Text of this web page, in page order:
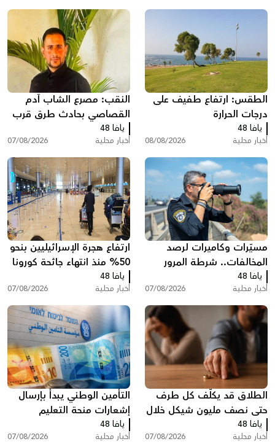
الطقس: ارتفاع طفيف على
درجات الحرارة
يافا 48
أخبار محلية 08/08/2026
النقب: مصرع الشاب آدم
القصاصي بحادث طرق قرب
حورة
يافا 48
أخبار محلية 07/08/2026
مسيّرات وكاميرات لرصد
المخالفات.. شرطة المرور
تكثف حملاتها على الطرق
يافا 48
أخبار محلية 07/08/2026
ارتفاع هجرة الإسرائيليين بنحو
50% منذ انتهاء جائحة كورونا
وخسائر ضريبية بمليارات
الشواكل
يافا 48
أخبار محلية 07/08/2026
الطلاق قد يكلّف كل طرف
حتى نصف مليون شيكل خلال
عام واحد في البلاد
يافا 48
أخبار محلية 07/08/2026
التأمين الوطني يبدأ بإرسال
إشعارات منحة التعليم
يافا 48
أخبار محلية 07/08/2026